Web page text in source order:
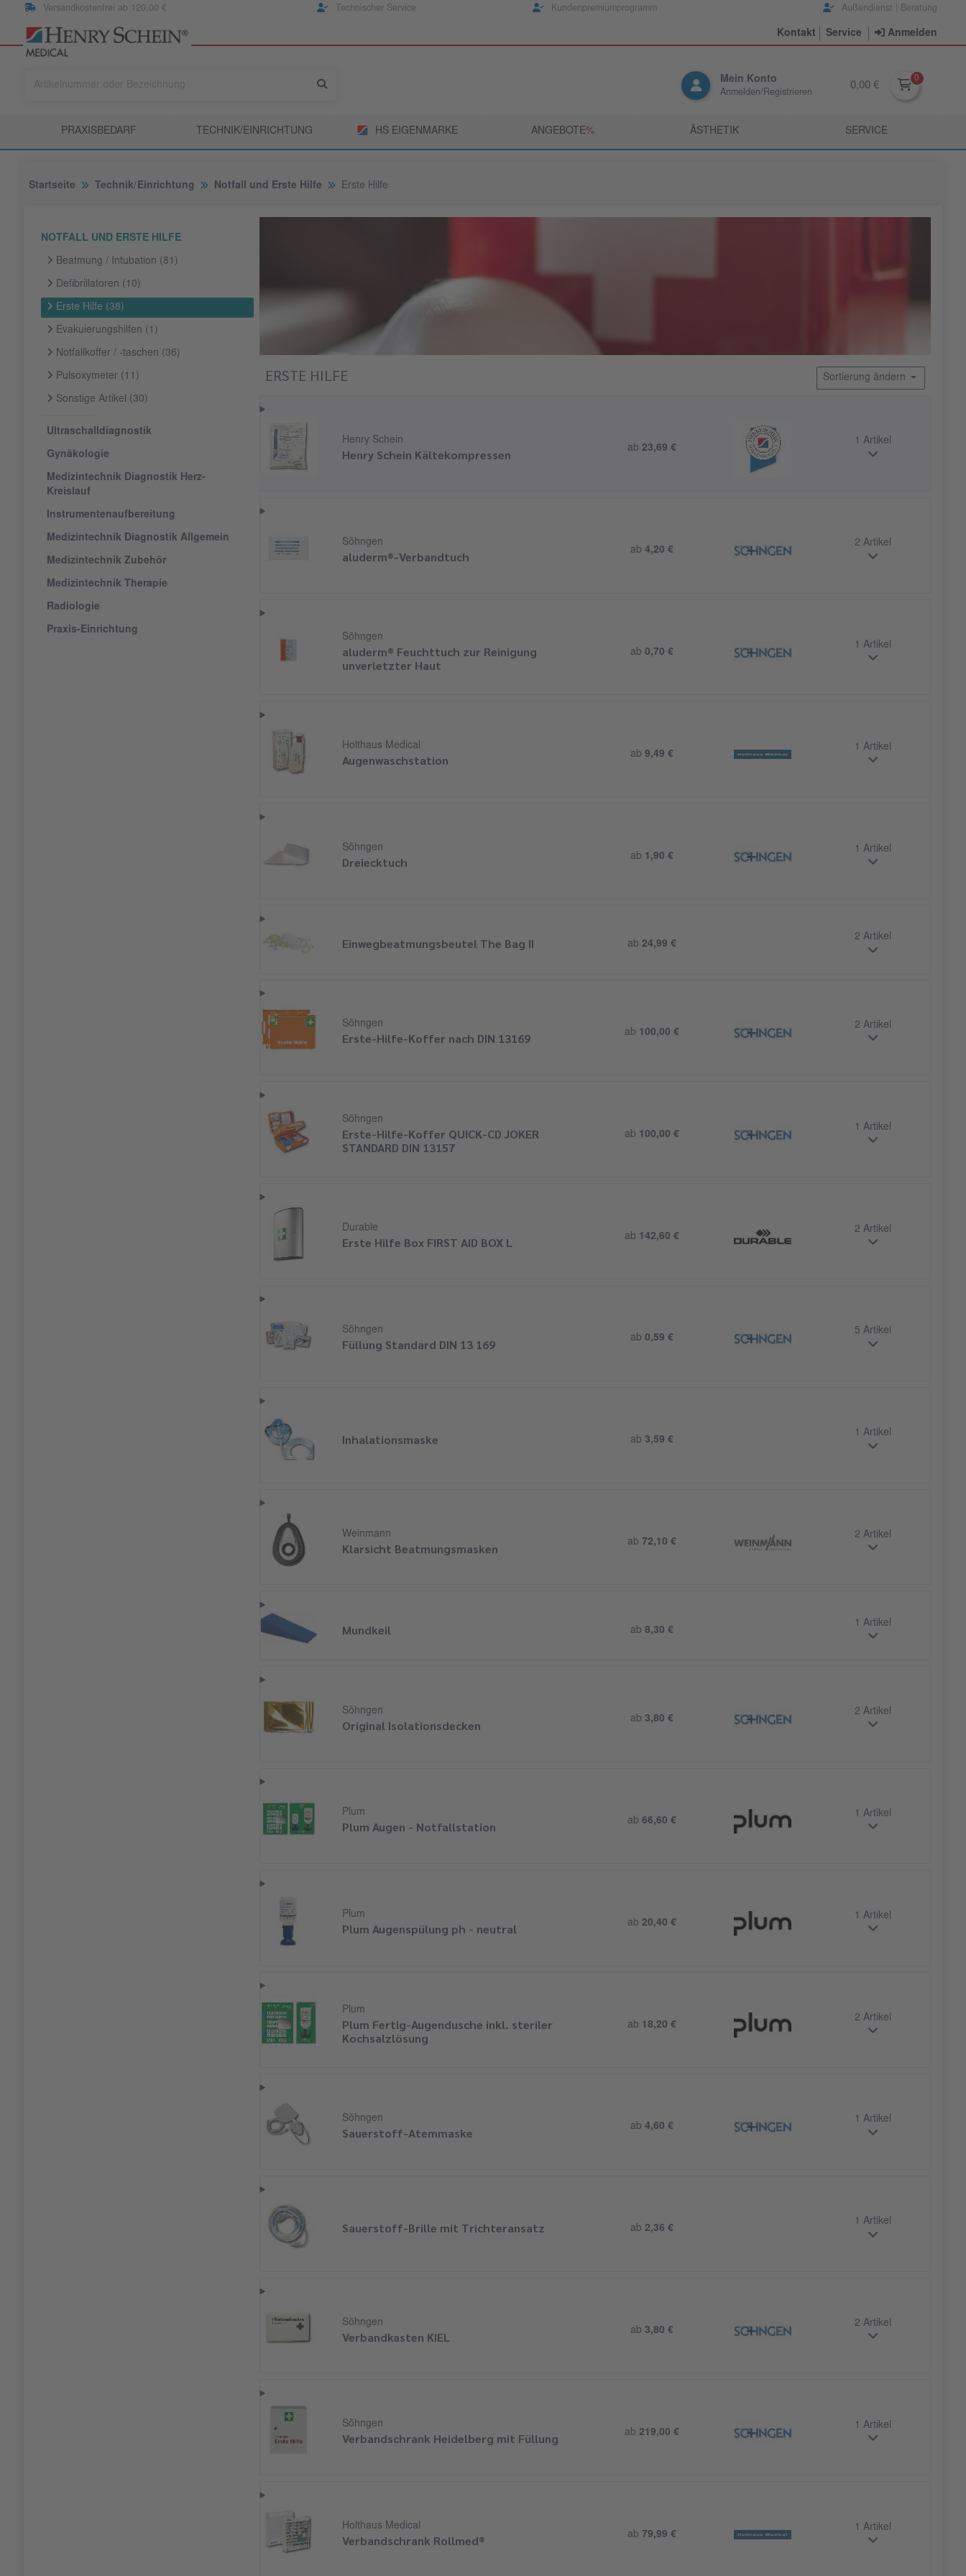
Versandkostenfrei ab 120,00 € Technischer Service Kundenpremiumprogramm Außendienst | Beratung
Kontakt Service Anmelden
Mein Konto
Anmelden/Registrieren
0,00 €
PRAXISBEDARF TECHNIK/EINRICHTUNG HS EIGENMARKE ANGEBOTE­% ÄSTHETIK SERVICE
Startseite Technik/Einrichtung Notfall und Erste Hilfe Erste Hilfe
NOTFALL UND ERSTE HILFE
Beatmung / Intubation (81)
Defibrillatoren (10)
Erste Hilfe (38)
Evakuierungshilfen (1)
Notfallkoffer / -taschen (36)
Pulsoxymeter (11)
Sonstige Artikel (30)
Ultraschalldiagnostik
Gynäkologie
Medizintechnik Diagnostik Herz-
Kreislauf
Instrumentenaufbereitung
Medizintechnik Diagnostik Allgemein
Medizintechnik Zubehör
Medizintechnik Therapie
Radiologie
Praxis-Einrichtung
ERSTE HILFE Sortierung ändern
Henry Schein
Henry Schein Kältekompressen ab 23,69 €
1 Artikel
Söhngen
aluderm®-Verbandtuch ab 4,20 €
2 Artikel
Söhngen
aluderm® Feuchttuch zur Reinigung
unverletzter Haut
ab 0,70 €
1 Artikel
Holthaus Medical
Augenwaschstation ab 9,49 €
1 Artikel
Söhngen
Dreiecktuch ab 1,90 €
1 Artikel
Einwegbeatmungsbeutel The Bag II ab 24,99 €
2 Artikel
Söhngen
Erste-Hilfe-Koffer nach DIN 13169 ab 100,00 €
2 Artikel
Söhngen
Erste-Hilfe-Koffer QUICK-CD JOKER
STANDARD DIN 13157
ab 100,00 €
1 Artikel
Durable
Erste Hilfe Box FIRST AID BOX L ab 142,60 €
2 Artikel
Söhngen
Füllung Standard DIN 13 169 ab 0,59 €
5 Artikel
Inhalationsmaske ab 3,59 €
1 Artikel
Weinmann
Klarsicht Beatmungsmasken ab 72,10 €
2 Artikel
Mundkeil ab 8,30 €
1 Artikel
Söhngen
Original Isolationsdecken ab 3,80 €
2 Artikel
Plum
Plum Augen - Notfallstation ab 66,60 €
1 Artikel
Plum
Plum Augenspülung ph - neutral ab 20,40 €
1 Artikel
Plum
Plum Fertig-Augendusche inkl. steriler
Kochsalzlösung
ab 18,20 €
2 Artikel
Söhngen
Sauerstoff-Atemmaske ab 4,60 €
1 Artikel
Sauerstoff-Brille mit Trichteransatz ab 2,36 €
1 Artikel
Söhngen
Verbandkasten KIEL ab 3,80 €
2 Artikel
Söhngen
Verbandschrank Heidelberg mit Füllung ab 219,00 €
1 Artikel
Holthaus Medical
Verbandschrank Rollmed® ab 79,99 €
1 Artikel